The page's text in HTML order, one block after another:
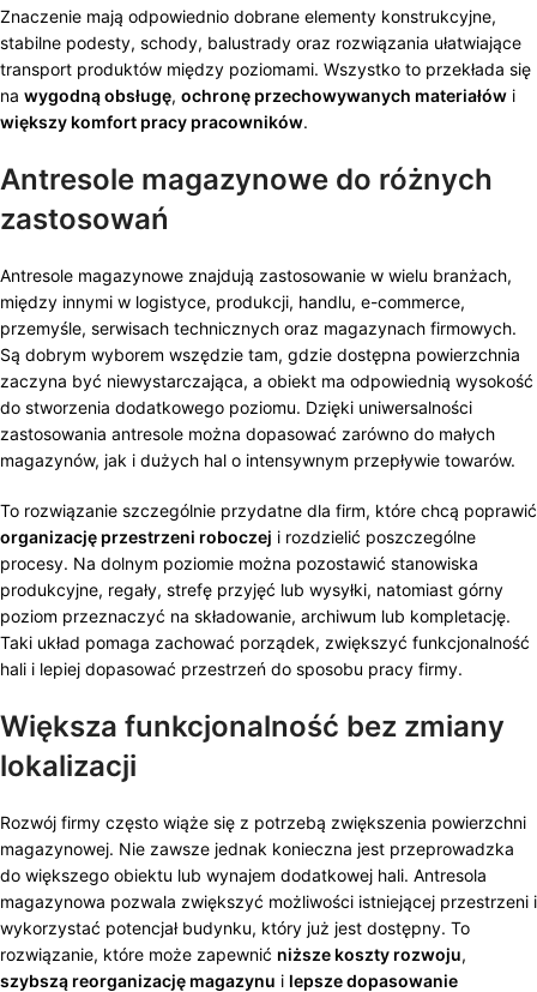
Znaczenie mają odpowiednio dobrane elementy konstrukcyjne,
stabilne podesty, schody, balustrady oraz rozwiązania ułatwiające
transport produktów między poziomami. Wszystko to przekłada się
na wygodną obsługę, ochronę przechowywanych materiałów i
większy komfort pracy pracowników.
Antresole magazynowe do różnych
zastosowań
Antresole magazynowe znajdują zastosowanie w wielu branżach,
między innymi w logistyce, produkcji, handlu, e-commerce,
przemyśle, serwisach technicznych oraz magazynach firmowych.
Są dobrym wyborem wszędzie tam, gdzie dostępna powierzchnia
zaczyna być niewystarczająca, a obiekt ma odpowiednią wysokość
do stworzenia dodatkowego poziomu. Dzięki uniwersalności
zastosowania antresole można dopasować zarówno do małych
magazynów, jak i dużych hal o intensywnym przepływie towarów.
To rozwiązanie szczególnie przydatne dla firm, które chcą poprawić
organizację przestrzeni roboczej i rozdzielić poszczególne
procesy. Na dolnym poziomie można pozostawić stanowiska
produkcyjne, regały, strefę przyjęć lub wysyłki, natomiast górny
poziom przeznaczyć na składowanie, archiwum lub kompletację.
Taki układ pomaga zachować porządek, zwiększyć funkcjonalność
hali i lepiej dopasować przestrzeń do sposobu pracy firmy.
Większa funkcjonalność bez zmiany
lokalizacji
Rozwój firmy często wiąże się z potrzebą zwiększenia powierzchni
magazynowej. Nie zawsze jednak konieczna jest przeprowadzka
do większego obiektu lub wynajem dodatkowej hali. Antresola
magazynowa pozwala zwiększyć możliwości istniejącej przestrzeni i
wykorzystać potencjał budynku, który już jest dostępny. To
rozwiązanie, które może zapewnić niższe koszty rozwoju,
szybszą reorganizację magazynu i lepsze dopasowanie